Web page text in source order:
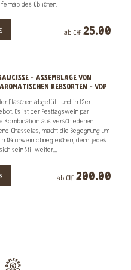
fernab des Üblichen.
ab CHF 25.00
- ASSEMBLAGE VON
REBSORTEN - VDP
Flaschen abgefüllt und in 12er
Es ist der Festtagswein par
Kombination aus verschiedenen
Chasselas, macht die Begegnung um
Naturwein ohnegleichen, denn jedes
sein Stil weiter...
ab CHF 200.00